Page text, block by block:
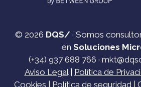
© 2026 DQS/· Somos
en Soluciones
(+34) 937 688 766 ·
Aviso Legal| Política de
Cookies
Política de seguridad